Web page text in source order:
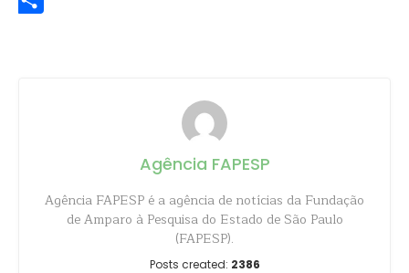
Agência FAPESP
Agência FAPESP é a agência de notícias da Fundação
de Amparo à Pesquisa do Estado de São Paulo
(FAPESP).
Posts created: 2386